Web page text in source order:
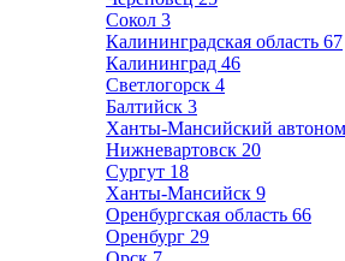
Сокол 3
Калининградская область 67
Калининград 46
Светлогорск 4
Балтийск 3
Ханты-Мансийский
Нижневартовск 20
Сургут 18
Ханты-Мансийск 9
Оренбургская область 66
Оренбург 29